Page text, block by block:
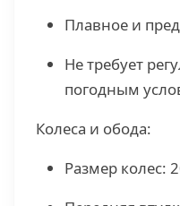
Плавное и
Не требует
погодным
Колеса и обода:
Размер колес: